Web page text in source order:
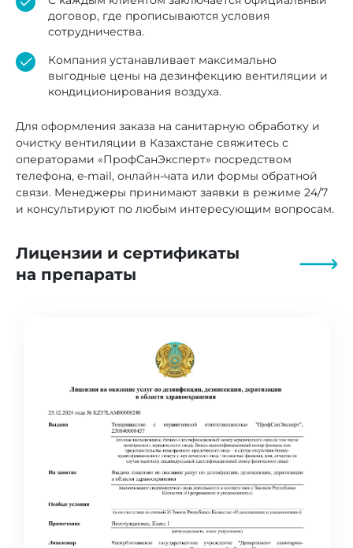
договор, где прописываются условия
сотрудничества.
Компания устанавливает максимально
выгодные цены на дезинфекцию вентиляции и
кондиционирования воздуха.
Для оформления заказа на санитарную обработку и
очистку вентиляции в Казахстане свяжитесь с
операторами «ПрофСанЭксперт» посредством
телефона, e-mail, онлайн-чата или формы обратной
связи. Менеджеры принимают заявки в режиме 24/7
и консультируют по любым интересующим вопросам.
Лицензии и сертификаты
на препараты